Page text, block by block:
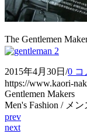
The Gentlemen
2015年4月30日 /0 コ
https://www.kaori-
Gentlemen Makers
Men's Fashion / メ
prev
next